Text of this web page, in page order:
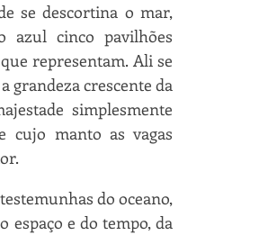
se descortina o mar,
azul cinco pavilhões
representam. Ali se
grandeza crescente da
simplesmente
cujo manto as vagas
do oceano,
espaço e do tempo, da